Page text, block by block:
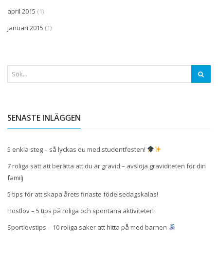
april 2015 (1)
januari 2015 (1)
SENASTE INLÄGGEN
5 enkla steg – så lyckas du med studentfesten!
7 roliga sätt att berätta att du är gravid – avslöja graviditeten för din
familj
5 tips för att skapa årets finaste födelsedagskalas!
Höstlov – 5 tips på roliga och spontana aktiviteter!
Sportlovstips – 10 roliga saker att hitta på med barnen